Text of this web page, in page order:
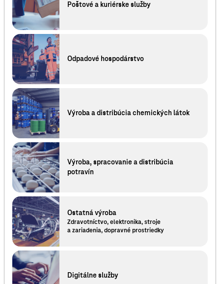
Poštové a kuriérske služby
Odpadové hospodárstvo
Výroba a distribúcia chemických látok
Výroba, spracovanie a distribúcia
potravín
Ostatná výroba
Zdravotníctvo, elektronika, stroje
a zariadenia, dopravné prostriedky
Digitálne služby